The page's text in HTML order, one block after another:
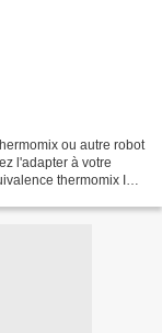
ou autre robot
l'adapter à votre
thermomix Ici